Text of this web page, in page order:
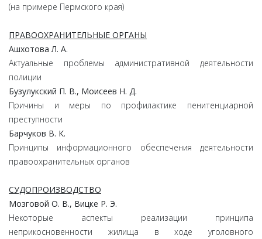
(на примере Пермского края)
ПРАВООХРАНИТЕЛЬНЫЕ ОРГАНЫ
Ашхотова Л. А.
Актуальные проблемы административной деятельности
полиции
Бузулукский П. В., Моисеев Н. Д.
Причины и меры по профилактике пенитенциарной
преступности
Барчуков В. К.
Принципы информационного обеспечения деятельности
правоохранительных органов
СУДОПРОИЗВОДСТВО
Мозговой О. В., Вицке Р. Э.
Некоторые аспекты реализации принципа
неприкосновенности жилища в ходе уголовного